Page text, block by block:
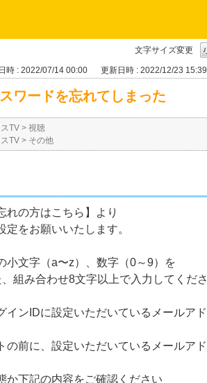
文字サイズ変更
時 : 2022/07/14 00:00 更新日時 : 2022/12/23 15:39
ワードを忘れてしまった
TV > 視聴
TV > その他
れの方はこちら】より
をお願いいたします。
文字（a〜z）、数字（0～9）を
組み合わせ8文字以上で入力してくださ
ンIDに設定いただいているメールアド
前に、設定いただいているメールアド
下記の内容をご確認ください